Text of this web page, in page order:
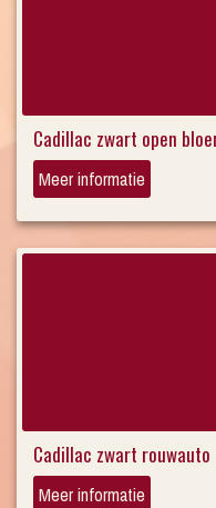
Cadillac zwart open
Meer informatie
Cadillac zwart rouwauto
Meer informatie